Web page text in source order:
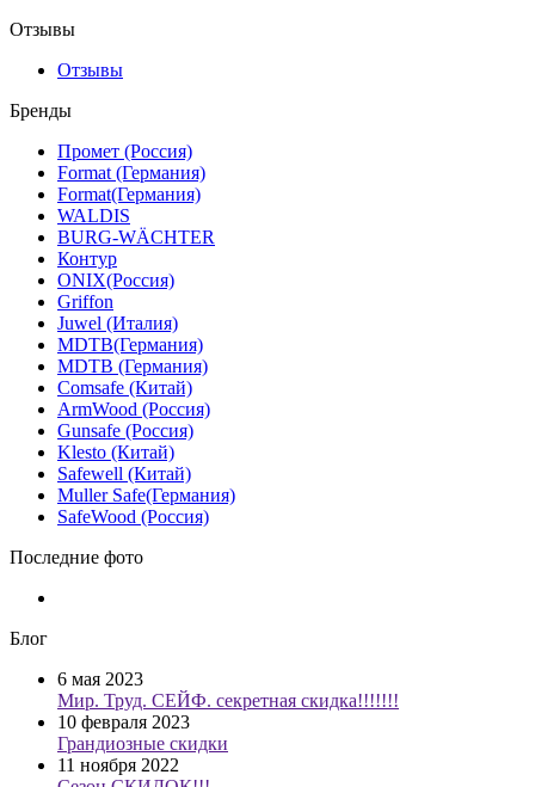
Отзывы
Отзывы
Бренды
Промет (Россия)
Format (Германия)
Format(Германия)
WALDIS
BURG-WÄCHTER
Контур
ONIX(Россия)
Griffon
Juwel (Италия)
MDTB(Германия)
MDTB (Германия)
Comsafe (Китай)
ArmWood (Россия)
Gunsafe (Россия)
Klesto (Китай)
Safewell (Китай)
Muller Safe(Германия)
SafeWood (Россия)
Последние фото
Блог
6 мая 2023
Мир. Труд. СЕЙФ. секретная скидка!!!!!!!
10 февраля 2023
Грандиозные скидки
11 ноября 2022